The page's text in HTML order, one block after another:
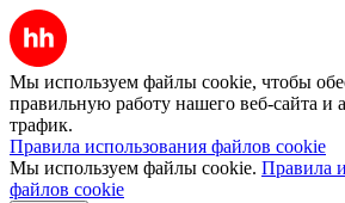
Мы используем файлы cookie, чтобы
правильную работу нашего веб-сайта и
трафик.
Правила использования файлов cookie
Мы используем файлы cookie. Правила
файлов cookie